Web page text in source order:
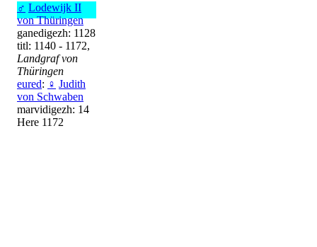
♂ Lodewijk II
von Thüringen
ganedigezh: 1128
titl: 1140 - 1172,
Landgraf von
Thüringen
eured: ♀ Judith
von Schwaben
marvidigezh: 14
Here 1172